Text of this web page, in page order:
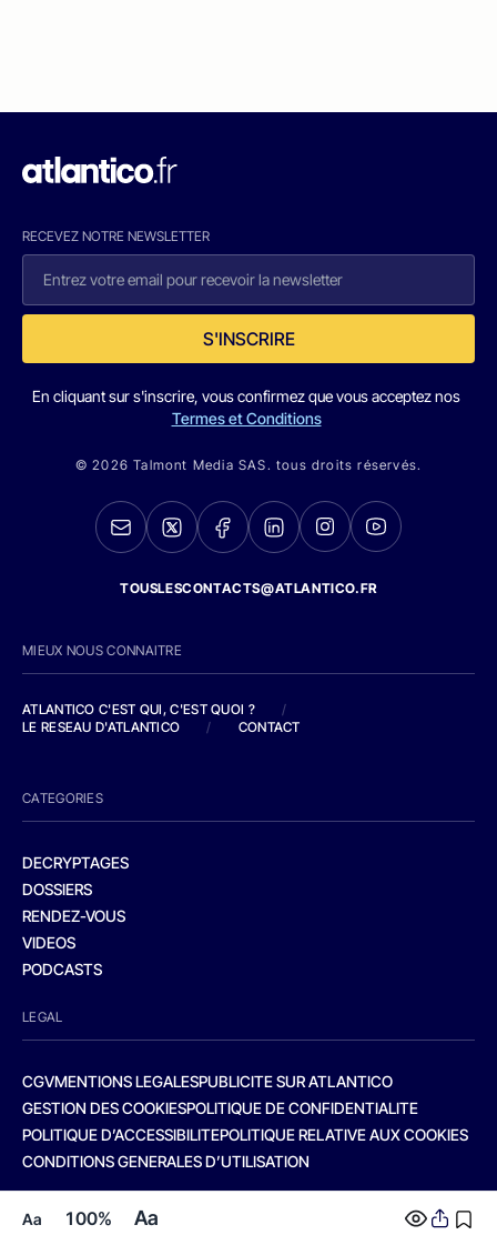
Aa 100% Aa
RECEVEZ NOTRE NEWSLETTER
S'INSCRIRE
En cliquant sur s'inscrire, vous confirmez que vous acceptez nos
Termes et Conditions
© 2026 Talmont Media SAS. tous droits réservés.
TOUSLESCONTACTS@ATLANTICO.FR
MIEUX NOUS CONNAITRE
ATLANTICO C'EST QUI, C'EST QUOI ?
/
LE RESEAU D'ATLANTICO
/ CONTACT
CATEGORIES
DECRYPTAGES
DOSSIERS
RENDEZ-VOUS
VIDEOS
PODCASTS
LEGAL
CGVMENTIONS LEGALESPUBLICITE SUR ATLANTICO
GESTION DES COOKIESPOLITIQUE DE CONFIDENTIALITE
POLITIQUE D’ACCESSIBILITEPOLITIQUE RELATIVE AUX COOKIES
CONDITIONS GENERALES D’UTILISATION